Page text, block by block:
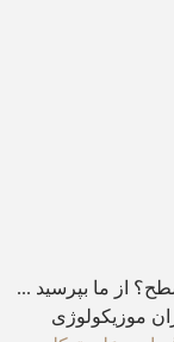
از ما بپرسید ...
موزیکولوژی